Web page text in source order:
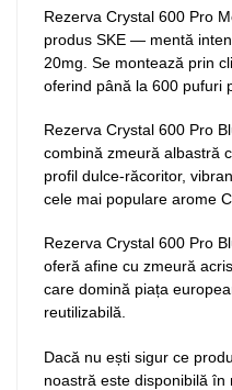
Rezerva Crystal 600 Pro
produs SKE — mentă
20mg. Se montează prin
oferind până la 600 pufuri
Rezerva Crystal 600 Pro
combină zmeură albastră
profil dulce-răcoritor,
cele mai populare arome
Rezerva Crystal 600 Pro
oferă afine cu zmeură
care domină piața
reutilizabilă.
Dacă nu ești sigur ce
noastră este disponibilă în